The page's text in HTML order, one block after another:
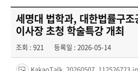
세명대 법학과, 대한법률구조
이사장 초청 학술특강 개최
조회 : 921 등록일 : 2026-05-14